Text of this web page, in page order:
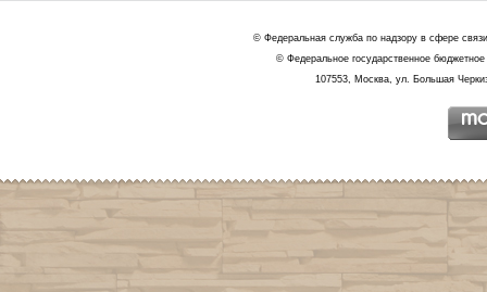
© Федеральная служба по надзору в сфере
© Федеральное государственное
107553, Москва, ул. Большая